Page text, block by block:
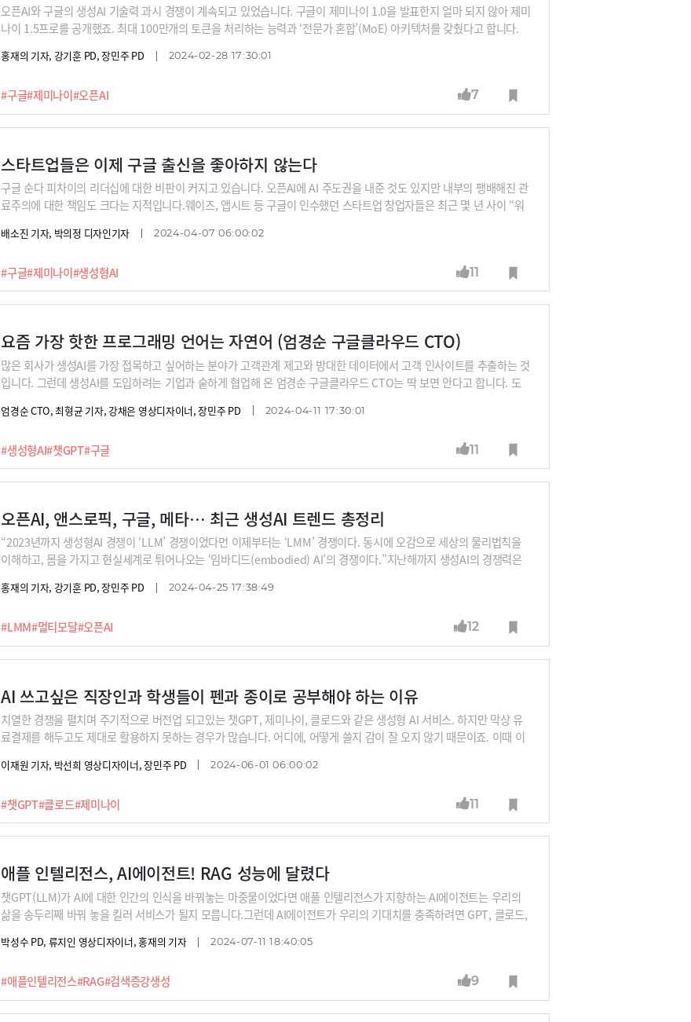
#구글#제미나이#오픈AI
오픈AI와 구글의 생성AI 기술력 과시 경쟁이 계속되고 있었습니다. 구글이 제미나이 1.0을 발표한지 얼마 되지 않아 제미
나이 1.5프로를 공개했죠. 최대 100만개의 토큰을 처리하는 능력과 ‘전문가 혼합’(MoE) 아키텍처를 갖췄다고 합니다.
락뒤치락 경쟁을 정리합니다.
홍재의 기자, 강기훈 PD, 장민주 PD 2024-02-28 17:30:01
7
스타트업들은 이제 구글 출신을 좋아하지 않는다
#구글#제미나이#생성형AI
구글 순다 피차이의 리더십에 대한 비판이 커지고 있습니다. 오픈AI에 AI 주도권을 내준 것도 있지만 내부의 팽배해진 관
료주의에 대한 책임도 크다는 지적입니다.웨이즈, 앱시트 등 구글이 인수했던 스타트업 창업자들은 최근 몇 년 사이 “워
비판하면서 구글을 떠났습니다. 그 이유의 상당부분이 누구의 기분도 상하지 않고 적을 만들지 않으려는, 그래서 주요 사
배소진 기자, 박의정 디자인기자 2024-04-07 06:00:02
11
요즘 가장 핫한 프로그래밍 언어는 자연어 (엄경순 구글클라우드 CTO)
#생성형AI#챗GPT#구글
많은 회사가 생성AI를 가장 접목하고 싶어하는 분야가 고객관계 제고와 방대한 데이터에서 고객 인사이트를 추출하는 것
입니다. 그런데 생성AI를 도입하려는 기업과 숱하게 협업해 온 엄경순 구글클라우드 CTO는 딱 보면 안다고 합니다. 도
엄경순 CTO, 최형균 기자, 강채은 영상디자이너, 장민주 PD 2024-04-11 17:30:01
11
오픈AI, 앤스로픽, 구글, 메타… 최근 생성AI 트렌드 총정리
#LMM#멀티모달#오픈AI
“2023년까지 생성형AI 경쟁이 ‘LLM’ 경쟁이었다먼 이제부터는 ‘LMM’ 경쟁이다. 동시에 오감으로 세상의 물리법칙을
이해하고, 몸을 가지고 현실세계로 튀어나오는 ‘임바디드(embodied) AI’의 경쟁이다.”지난해까지 생성AI의 경쟁력은
몸까지 갖추게 되었기 때문입니다. '멀티 모달' 전쟁이 된 생성AI 시장에서 주목해야 할 지점을 김지현 SK 부사장으로부
홍재의 기자, 강기훈 PD, 장민주 PD 2024-04-25 17:38:49
12
AI 쓰고싶은 직장인과 학생들이 펜과 종이로 공부해야 하는 이유
#챗GPT#클로드#제미나이
치열한 경쟁을 펼치며 주기적으로 버전업 되고있는 챗GPT, 제미나이, 클로드와 같은 생성형 AI 서비스. 하지만 막상 유
료결제를 해두고도 제대로 활용하지 못하는 경우가 많습니다. 어디에, 어떻게 쓸지 감이 잘 오지 않기 때문이죠. 이때 이
용하기 위한 전략을 짜는 일인데요. 김상균 경희대 교수의 팁을 들어봅니다.
이재원 기자, 박선희 영상디자이너, 장민주 PD 2024-06-01 06:00:02
11
애플 인텔리전스, AI에이전트! RAG 성능에 달렸다
#애플인텔리전스#RAG#검색증강생성
챗GPT(LLM)가 AI에 대한 인간의 인식을 바꿔놓는 마중물이었다면 애플 인텔리전스가 지향하는 AI에이전트는 우리의
삶을 송두리째 바꿔 놓을 킬러 서비스가 될지 모릅니다.그런데 AI에이전트가 우리의 기대치를 충족하려면 GPT, 클로드,
지식을 실시간으로 학습하고, 행동하고 우리에게 전달해주기에는 시간과 비용이 너무 많이 들기 때문이죠. 이럴 때 꼭 필
기업용 서비스를 만들고 있는 올거나이즈 이창수 대표로부터 RAG가 과연 무엇인지, 얼마나 중요하고 실제로 어떻게 생
겼는지, 일반인도 이해할 수 있게끔 직접 시연해 보여드립니다.
박성수 PD, 류지인 영상디자이너, 홍재의 기자 2024-07-11 18:40:05
9